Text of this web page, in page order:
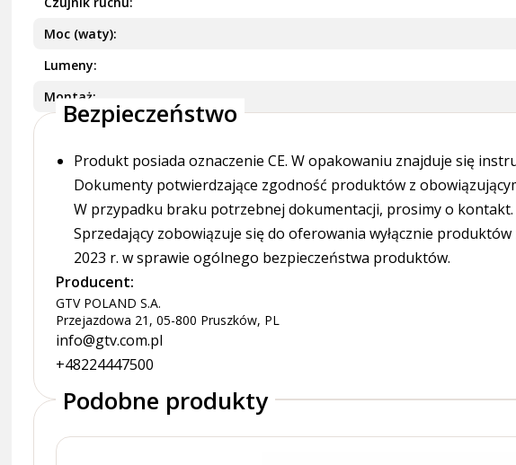
Moc (waty)
Lumeny
Montaż
Bezpieczeństwo
Produkt posiada oznaczenie CE. W opakowaniu znajduje się
Dokumenty potwierdzające zgodność produktów z
W przypadku braku potrzebnej dokumentacji, prosimy o kontakt.
Sprzedający zobowiązuje się do oferowania wyłącznie
2023 r. w sprawie ogólnego bezpieczeństwa produktów.
Producent:
GTV POLAND S.A.
Przejazdowa 21, 05-800 Pruszków, PL
info@gtv.com.pl
+48224447500
Podobne produkty